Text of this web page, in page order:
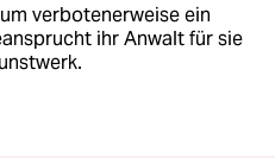
verbotenerweise ein
ihr Anwalt für sie